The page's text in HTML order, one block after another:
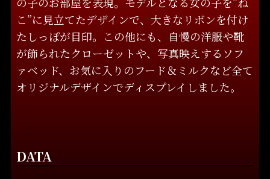
こ”に見立てたデザインで、大きなリボンを付け
たしっぽが目印。この他にも、自慢の洋服や靴
が飾られたクローゼットや、写真映えするソフ
ァベッド、お気に入りのフード＆ミルクなど全て
オリジナルデザインでディスプレイしました。
DATA